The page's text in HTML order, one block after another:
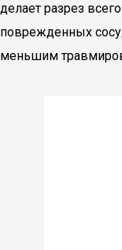
делает разрез
поврежденных
меньшим